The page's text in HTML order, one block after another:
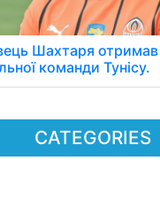
CATEGORIES
Шахтаря
команди Тунісу.